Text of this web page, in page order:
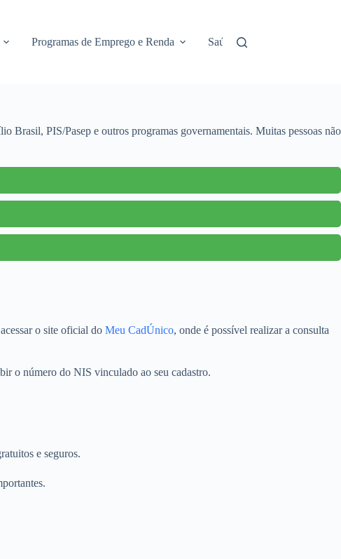
Programas de Emprego e Renda Saúde e Assistência
PIS/Pasep e outros programas governamentais. Muitas pessoas não
o site oficial do Meu CadÚnico, onde é possível realizar a consulta
o número do NIS vinculado ao seu cadastro.
e seguros.